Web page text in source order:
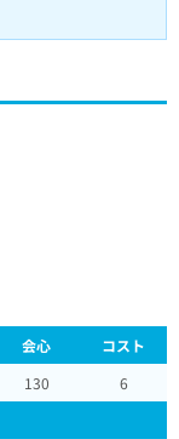
会心
コスト
130
6